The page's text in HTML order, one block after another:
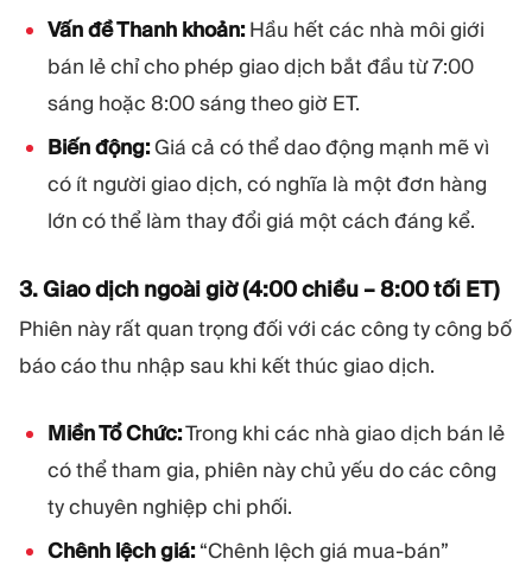
Vấn đề Thanh khoản:Hầu hết các nhà môi giới
bán lẻ chỉ cho phép giao dịch bắt đầu từ 7:00
sáng hoặc 8:00 sáng theo giờ ET.
Biến động:Giá cả có thể dao động mạnh mẽ vì
có ít người giao dịch, có nghĩa là một đơn hàng
lớn có thể làm thay đổi giá một cách đáng kể.
3. Giao dịch ngoài giờ (4:00 chiều – 8:00 tối ET)
Phiên này rất quan trọng đối với các công ty công bố
báo cáo thu nhập sau khi kết thúc giao dịch.
Miền Tổ Chức:Trong khi các nhà giao dịch bán lẻ
có thể tham gia, phiên này chủ yếu do các công
ty chuyên nghiệp chi phối.
Chênh lệch giá:“Chênh lệch giá mua-bán”